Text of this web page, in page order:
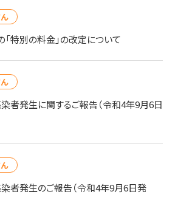
特別の料金」の改定について
者発生に関するご報告（令和4年9月6日
者発生のご報告（令和4年9月6日発